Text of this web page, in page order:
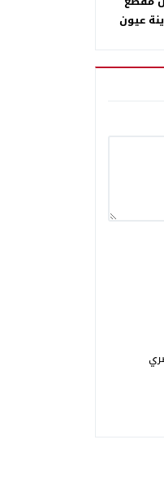
عيون